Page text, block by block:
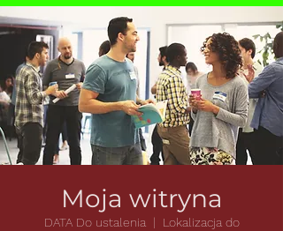
Moja witryna
DATA Do ustalenia
  |
Lokalizacja do